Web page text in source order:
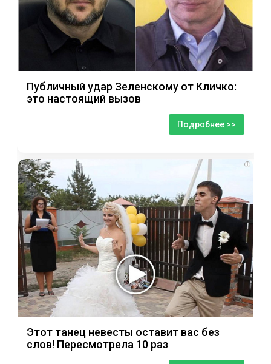
Публичный удар Зеленскому от Кличко:
это настоящий вызов
Подробнее >>
i
Этот танец невесты оставит вас без
слов! Пересмотрела 10 раз